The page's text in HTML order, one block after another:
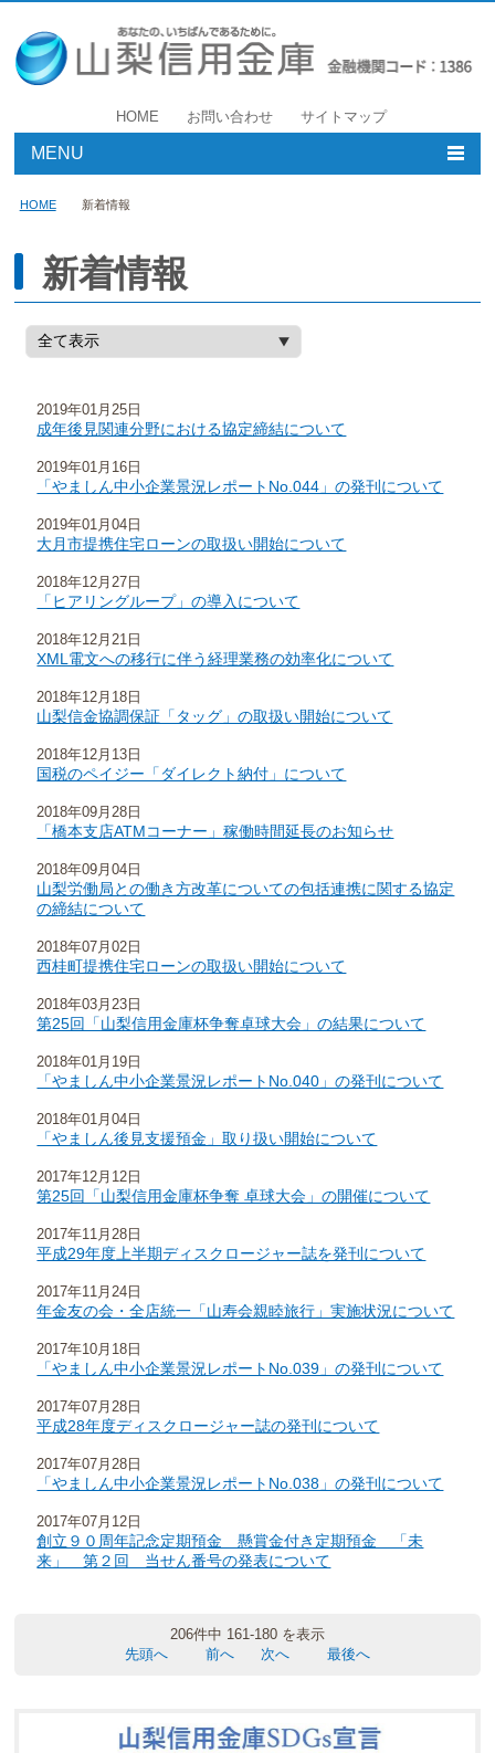
HOME お問い合わせ サイトマップ
MENU
個人のお客様
事業者のお客様
採用情報
HOME 新着情報
新着情報
2019年01月25日
成年後見関連分野における協定締結について
2019年01月16日
「やましん中小企業景況レポートNo.044」の発刊について
2019年01月04日
大月市提携住宅ローンの取扱い開始について
2018年12月27日
「ヒアリングループ」の導入について
2018年12月21日
XML電文への移行に伴う経理業務の効率化について
2018年12月18日
山梨信金協調保証「タッグ」の取扱い開始について
2018年12月13日
国税のペイジー「ダイレクト納付」について
2018年09月28日
「橋本支店ATMコーナー」稼働時間延長のお知らせ
2018年09月04日
山梨労働局との働き方改革についての包括連携に関する協定
の締結について
2018年07月02日
西桂町提携住宅ローンの取扱い開始について
2018年03月23日
第25回「山梨信用金庫杯争奪卓球大会」の結果について
2018年01月19日
「やましん中小企業景況レポートNo.040」の発刊について
2018年01月04日
「やましん後見支援預金」取り扱い開始について
2017年12月12日
第25回「山梨信用金庫杯争奪 卓球大会」の開催について
2017年11月28日
平成29年度上半期ディスクロージャー誌を発刊について
2017年11月24日
年金友の会・全店統一「山寿会親睦旅行」実施状況について
2017年10月18日
「やましん中小企業景況レポートNo.039」の発刊について
2017年07月28日
平成28年度ディスクロージャー誌の発刊について
2017年07月28日
「やましん中小企業景況レポートNo.038」の発刊について
2017年07月12日
創立９０周年記念定期預金 懸賞金付き定期預金 「未
来」 第２回 当せん番号の発表について
206件中 161-180 を表示
先頭へ
前へ 次へ 最後へ